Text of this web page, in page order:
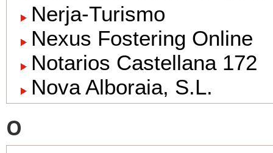
Nerja-Turismo
Nexus Fostering Online
Notarios Castellana 172
Nova Alboraia, S.L.
O